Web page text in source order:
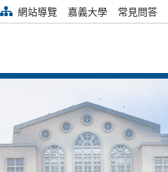
網站導覽 嘉義大學 常見問答